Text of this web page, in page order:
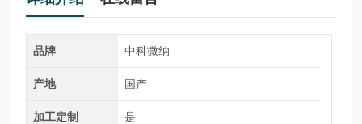
品牌 中科微纳
产地 国产
加工定制 是